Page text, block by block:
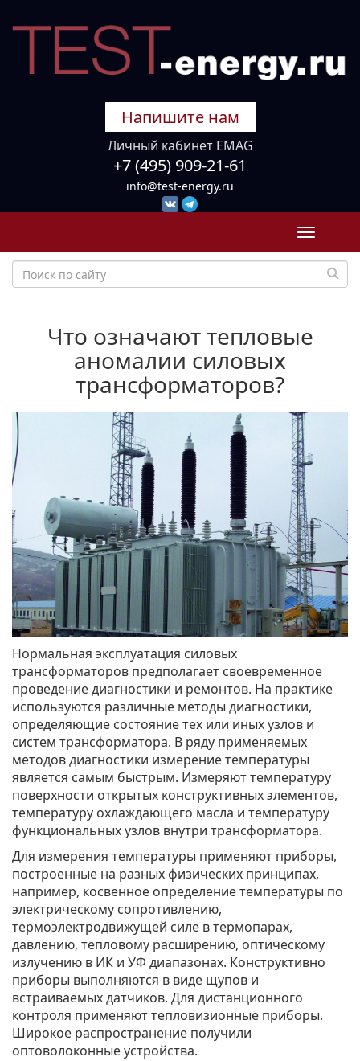
Напишите нам
Личный кабинет EMAG
+7 (495) 909-21-61
info@test-energy.ru
Toggle
Что означают тепловые
аномалии силовых
трансформаторов?
Нормальная эксплуатация силовых
трансформаторов предполагает своевременное
проведение диагностики и ремонтов. На практике
используются различные методы диагностики,
определяющие состояние тех или иных узлов и
систем трансформатора. В ряду применяемых
методов диагностики измерение температуры
является самым быстрым. Измеряют температуру
поверхности открытых конструктивных элементов,
температуру охлаждающего масла и температуру
функциональных узлов внутри трансформатора.
Для измерения температуры применяют приборы,
построенные на разных физических принципах,
например, косвенное определение температуры по
электрическому сопротивлению,
термоэлектродвижущей силе в термопарах,
давлению, тепловому расширению, оптическому
излучению в ИК и УФ диапазонах. Конструктивно
приборы выполняются в виде щупов и
встраиваемых датчиков. Для дистанционного
контроля применяют тепловизионные приборы.
Широкое распространение получили
оптоволоконные устройства.